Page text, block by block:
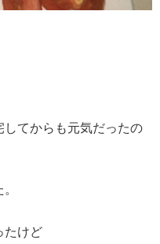
てからも元気だったの
たけど